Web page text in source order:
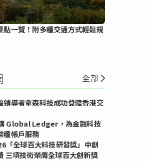
點一覽！附多種交通方式輕鬆規
全部
領導者拿森科技成功登陸香港交
Global Ledger，為金融科技
種帳戶服務
「全球百大科技研發獎」中創
三項技術榮膺全球百大創新獎